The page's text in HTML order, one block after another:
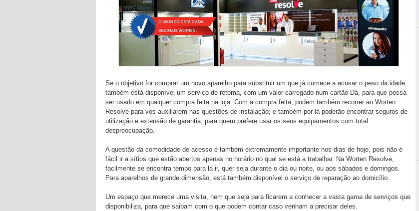
Se o objetivo for comprar um novo aparelho para substituir um que já comece a acusar o peso da idade,
também está disponível um serviço de retoma, com um valor carregado num cartão Dá, para que possa
ser usado em qualquer compra feita na loja. Com a compra feita, podem também recorrer ao Worten
Resolve para vos auxiliarem nas questões de instalação; e também por lá poderão encontrar seguros de
utilização e extensão de garantia, para quem prefere usar os seus equipamentos com total
despreocupação.
A questão da comodidade de acesso é também extremamente importante nos dias de hoje, pois não é
fácil ir a sítios que estão abertos apenas no horário no qual se está a trabalhar. Na Worten Resolve,
facilmente se encontra tempo para lá ir, quer seja durante o dia ou noite, ou aos sábados e domingos.
Para aparelhos de grande dimensão, está também disponível o serviço de reparação ao domicílio.
Um espaço que merece uma visita, nem que seja para ficarem a conhecer a vasta gama de serviços que
disponibiliza, para que saibam com o que podem contar caso venham a precisar deles.